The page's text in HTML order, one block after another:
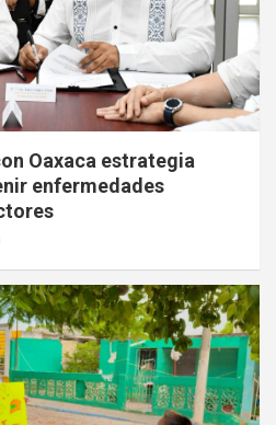
Oaxaca estrategia
enfermedades